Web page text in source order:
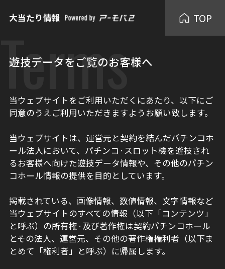
大当たり情報 TOP
Terms
遊技データをご覧のお客様へ
当ウェブサイトをご利用いただくにあたり、以下にご
同意のうえご利用いただきますようお願い致します。
当ウェブサイトは、運営元と契約を結んだパチンコホ
ール法人において、パチンコ·スロット機を遊技され
るお客様へ向けた遊技データ情報や、その他のパチン
コホール情報の提供を目的としています。
掲載されている、画像情報、数値情報、文字情報など
当ウェブサイトのすべての情報（以下「コンテンツ」
と呼ぶ）の所有権·及び著作権は契約パチンコホール
とその法人、運営元、その他の著作権権利者（以下ま
とめて「権利者」と呼ぶ）に帰属します。